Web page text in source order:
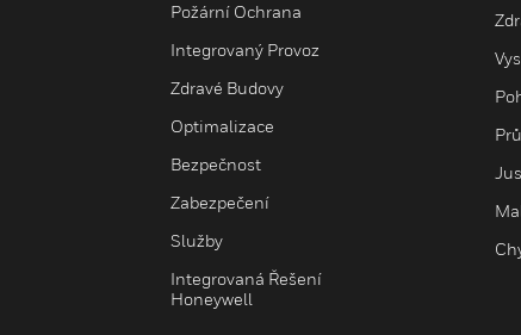
Požární Ochrana
Integrovaný Provoz
Zdravé Budovy
Optimalizace
Bezpečnost
Zabezpečení
Služby
Integrovaná Řešení
Honeywell